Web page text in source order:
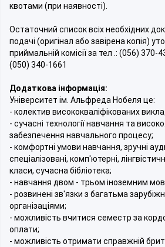
квотами (при наявності).
Остаточний список всіх необхідних
подачі (оригінал або завірена копія)
приймальній комісії за тел .: (056) 370-
(050) 340-1661
Додаткова інформація:
Університет ім. Альфреда Нобеля це:
- колектив висококваліфікованих
- сучасні технології навчання та
забезпечення навчального процесу;
- комфортні умови навчання, зручні
спеціалізовані, комп'ютерні,
класи, сучасна бібліотека;
- навчання двом - трьом іноземним
- розвинені зв'язки з багатьма
організаціями;
- можливість вчитися семестр за
оплати;
- можливість отримати справжній